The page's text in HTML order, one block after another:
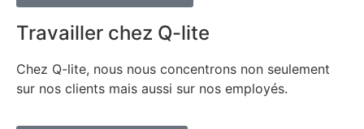
Travailler chez Q-lite
Chez Q-lite, nous nous concentrons non seulement
sur nos clients mais aussi sur nos employés.